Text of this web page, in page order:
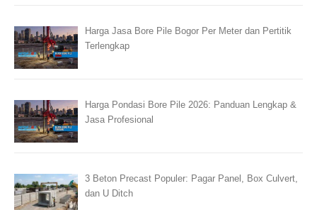
Harga Jasa Bore Pile Bogor Per Meter dan Pertitik
Terlengkap
Harga Pondasi Bore Pile 2026: Panduan Lengkap &
Jasa Profesional
3 Beton Precast Populer: Pagar Panel, Box Culvert,
dan U Ditch